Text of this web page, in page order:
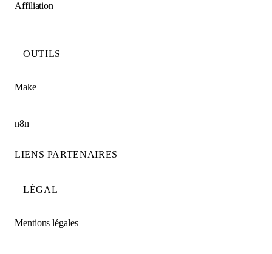
Affiliation
OUTILS
Make
n8n
LIENS PARTENAIRES
LÉGAL
Mentions légales